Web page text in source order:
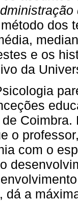
dos
e os
da
o
com o
dá a